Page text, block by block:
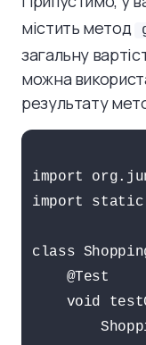
містить метод
загальну
можна
результату
import
import static
class
    @Test
void